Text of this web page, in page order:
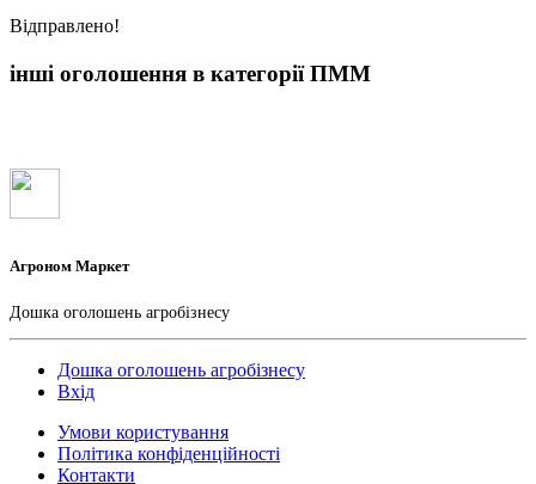
Вiдправлено!
інші оголошення в категорії ПММ
Агроном Маркет
Дошка оголошень агробізнесу
Дошка оголошень агробізнесу
Вхід
Умови користування
Політика конфіденційності
Контакти